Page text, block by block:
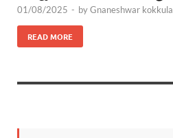
01/08/2025 - byGnaneshwar kokkula
READ MORE